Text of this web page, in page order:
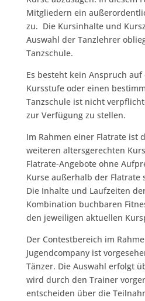
Mitgliedern ein
zu. Die Kursinhalte und
Auswahl der Tanzlehrer
Tanzschule.
Es besteht kein Anspruch
Kursstufe oder einen
Tanzschule ist nicht
zur Verfügung zu stellen.
Im Rahmen einer Flatrate ist
weiteren altersgerechten
Flatrate-Angebote ohne
Kurse außerhalb der Flatrate
Die Inhalte und Laufzeiten
Kombination buchbaren
den jeweiligen aktuellen
Der Contestbereich im
Jugendcompany ist
Tänzer. Die Auswahl erfolgt
wird durch den Trainer
entscheiden über die